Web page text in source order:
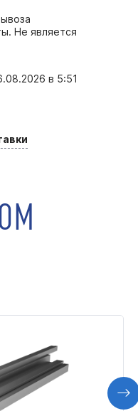
Не является
в 5:51